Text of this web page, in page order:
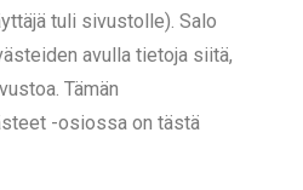
tuli sivustolle). Salo
avulla tietoja siitä,
Tämän
-osiossa on tästä